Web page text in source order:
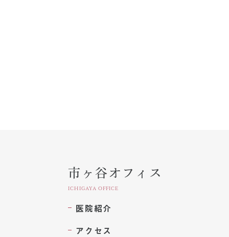
市ヶ谷オフィス
ICHIGAYA OFFICE
医院紹介
アクセス